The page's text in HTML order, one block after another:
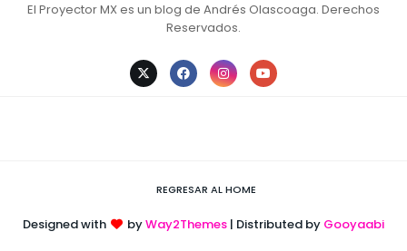
El Proyector MX es un blog de Andrés Olascoaga. Derechos
Reservados.
REGRESAR AL HOME
Designed with byWay2Themes | Distributed by Gooyaabi